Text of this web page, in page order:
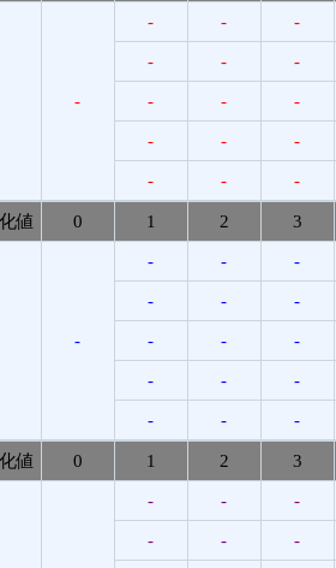
-
- - -
- - -
- - -
- - -
- - -
値 0 1 2 3
-
- - -
- - -
- - -
- - -
- - -
値 0 1 2 3
- - -
- - -